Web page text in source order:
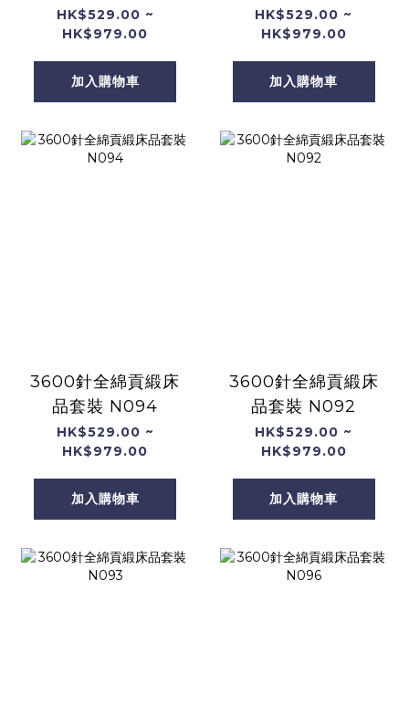
HK$529.00 ~
HK$979.00
加入購物車
HK$529.00 ~
HK$979.00
加入購物車
3600針全綿貢緞床
品套裝 N094
HK$529.00 ~
HK$979.00
加入購物車
3600針全綿貢緞床
品套裝 N092
HK$529.00 ~
HK$979.00
加入購物車